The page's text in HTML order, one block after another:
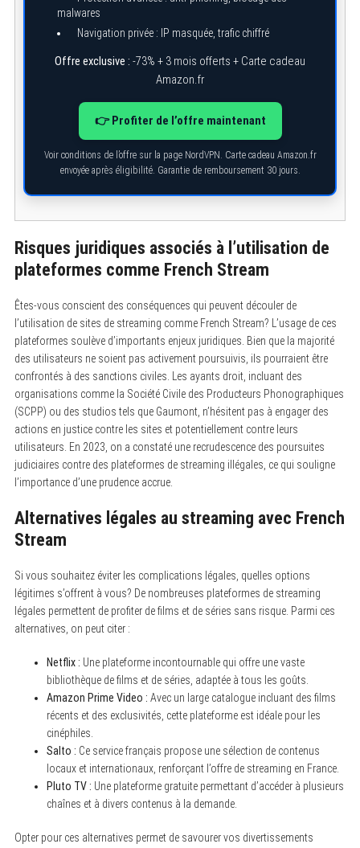
malwares
Navigation privée : IP masquée, trafic chiffré
Offre exclusive : -73% + 3 mois offerts + Carte cadeau
Amazon.fr
👉 Profiter de l’offre maintenant
Voir conditions de l’offre sur la page NordVPN. Carte cadeau Amazon.fr
envoyée après éligibilité. Garantie de remboursement 30 jours.
Risques juridiques associés à l’utilisation de
plateformes comme French Stream
Êtes-vous conscient des conséquences qui peuvent découler de
l’utilisation de sites de streaming comme French Stream? L’usage de ces
plateformes soulève d’importants enjeux juridiques. Bien que la majorité
des utilisateurs ne soient pas activement poursuivis, ils pourraient être
confrontés à des sanctions civiles. Les ayants droit, incluant des
organisations comme la Société Civile des Producteurs Phonographiques
(SCPP) ou des studios tels que Gaumont, n’hésitent pas à engager des
actions en justice contre les sites et potentiellement contre leurs
utilisateurs. En 2023, on a constaté une recrudescence des poursuites
judiciaires contre des plateformes de streaming illégales, ce qui souligne
l’importance d’une prudence accrue.
Alternatives légales au streaming avec French
Stream
Si vous souhaitez éviter les complications légales, quelles options
légitimes s’offrent à vous? De nombreuses plateformes de streaming
légales permettent de profiter de films et de séries sans risque. Parmi ces
alternatives, on peut citer :
Netflix : Une plateforme incontournable qui offre une vaste
bibliothèque de films et de séries, adaptée à tous les goûts.
Amazon Prime Video : Avec un large catalogue incluant des films
récents et des exclusivités, cette plateforme est idéale pour les
cinéphiles.
Salto : Ce service français propose une sélection de contenus
locaux et internationaux, renforçant l’offre de streaming en France.
Pluto TV : Une plateforme gratuite permettant d’accéder à plusieurs
chaînes et à divers contenus à la demande.
Opter pour ces alternatives permet de savourer vos divertissements
: